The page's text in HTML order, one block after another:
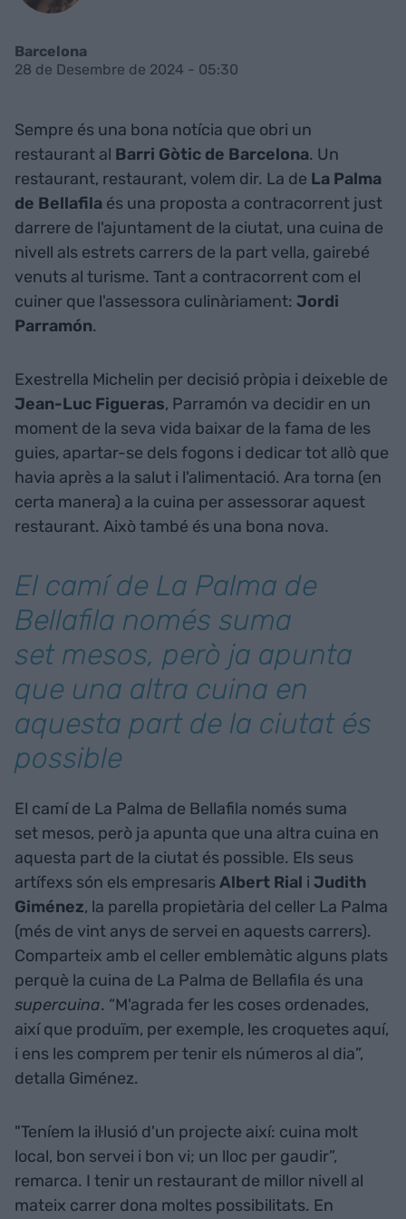
Barcelona
28 de Desembre de 2024 - 05:30
Sempre és una bona notícia que obri un
restaurant al Barri Gòtic de Barcelona. Un
restaurant, restaurant, volem dir. La de La Palma
de Bellafila és una proposta a contracorrent just
darrere de l'ajuntament de la ciutat, una cuina de
nivell als estrets carrers de la part vella, gairebé
venuts al turisme. Tant a contracorrent com el
cuiner que l'assessora culinàriament: Jordi
Parramón.
Exestrella Michelin per decisió pròpia i deixeble de
Jean-Luc Figueras, Parramón va decidir en un
moment de la seva vida baixar de la fama de les
guies, apartar-se dels fogons i dedicar tot allò que
havia après a la salut i l'alimentació. Ara torna (en
certa manera) a la cuina per assessorar aquest
restaurant. Això també és una bona nova.
El camí de La Palma de
Bellafila només suma
set mesos, però ja apunta
que una altra cuina en
aquesta part de la ciutat és
possible
El camí de La Palma de Bellafila només suma
set mesos, però ja apunta que una altra cuina en
aquesta part de la ciutat és possible. Els seus
artífexs són els empresarisAlbert Rial i Judith
Giménez, la parella propietària del celler La Palma
(més de vint anys de servei en aquests carrers).
Comparteix amb el celler emblemàtic alguns plats
perquè la cuina de La Palma de Bellafila és una
supercuina. “M'agrada fer les coses ordenades,
així que produïm, per exemple, les croquetes aquí,
i ens les comprem per tenir els números al dia”,
detalla Giménez.
"Teníem la il·lusió d'un projecte així: cuina molt
local, bon servei i bon vi; un lloc per gaudir”,
remarca. I tenir un restaurant de millor nivell al
mateix carrer dona moltes possibilitats. En